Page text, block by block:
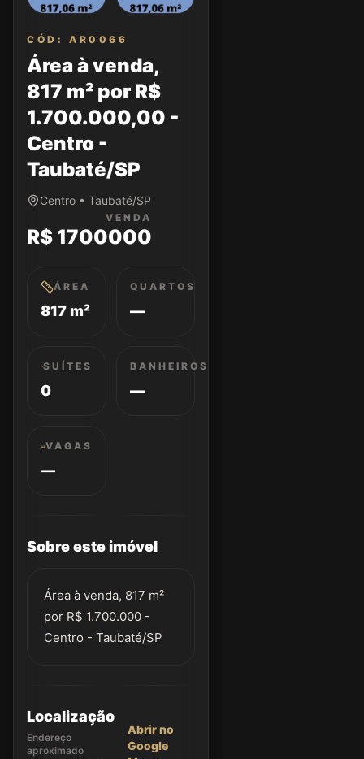
CÓD: AR0066
Área à venda,
817 m² por R$
1.700.000,00 -
Centro -
Taubaté/SP
Centro • Taubaté/SP
VENDA
R$ 1700000
ÁREA
817 m²
QUARTOS
—
SUÍTES
0
BANHEIROS
—
VAGAS
—
Sobre este imóvel
Área à venda, 817 m²
por R$ 1.700.000 -
Centro - Taubaté/SP
Localização
Endereço
aproximado
Abrir no
Google